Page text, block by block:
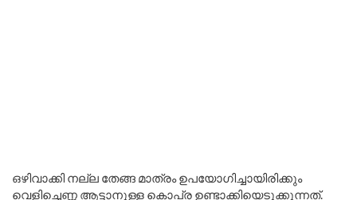
ഒഴിവാക്കി നല്ല തേങ്ങ മാത്രം ഉപയോഗിച്ചായിരിക്കും
വെളിച്ചെണ്ണ ആട്ടാനുള്ള കൊപ്ര ഉണ്ടാക്കിയെടുക്കുന്നത്.